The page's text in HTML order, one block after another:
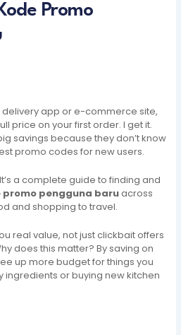
Promo
delivery app or e-commerce site,
price on your first order. I get it.
savings because they don’t know
promo codes for new users.
a complete guide to finding and
promo pengguna baruacross
and shopping to travel.
real value, not just clickbait offers
does this matter? By saving on
up more budget for things you
ingredients or buying new kitchen